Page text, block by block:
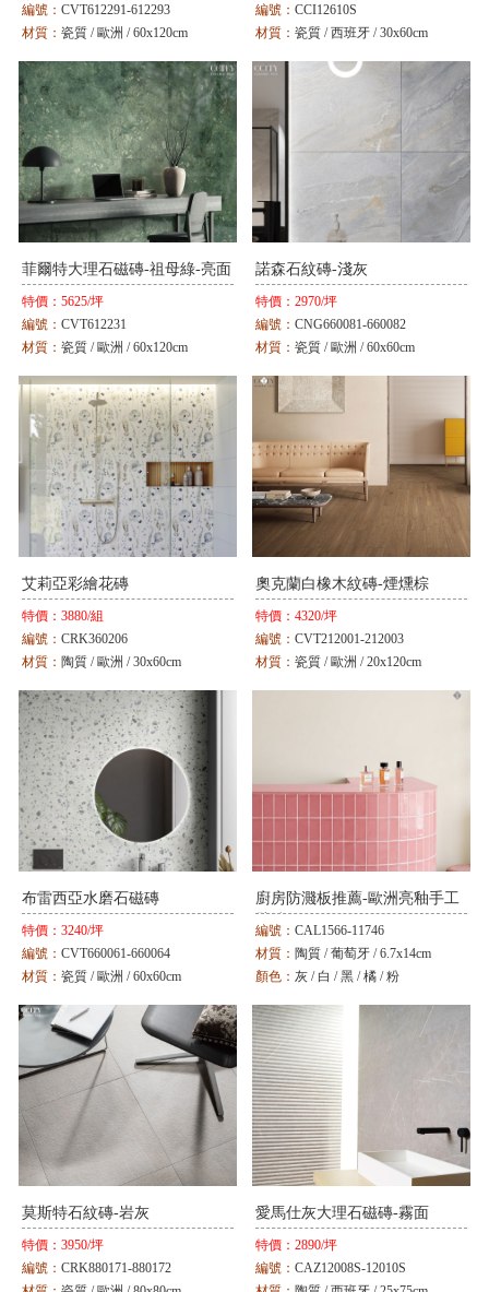
編號： CVT612291-612293
材質： 瓷質 / 歐洲 / 60x120cm
編號： CCI12610S
材質： 瓷質 / 西班牙 / 30x60cm
菲爾特大理石磁磚-祖母綠-亮面
特價： 5625/坪
編號： CVT612231
材質： 瓷質 / 歐洲 / 60x120cm
諾森石紋磚-淺灰
特價： 2970/坪
編號： CNG660081-660082
材質： 瓷質 / 歐洲 / 60x60cm
艾莉亞彩繪花磚
特價： 3880/組
編號： CRK360206
材質： 陶質 / 歐洲 / 30x60cm
奧克蘭白橡木紋磚-煙燻棕
特價： 4320/坪
編號： CVT212001-212003
材質： 瓷質 / 歐洲 / 20x120cm
布雷西亞水磨石磁磚
特價： 3240/坪
編號： CVT660061-660064
材質： 瓷質 / 歐洲 / 60x60cm
廚房防濺板推薦-歐洲亮釉手工
壁磚
編號： CAL1566-11746
材質： 陶質 / 葡萄牙 / 6.7x14cm
顏色： 灰 / 白 / 黑 / 橘 / 粉
莫斯特石紋磚-岩灰
特價： 3950/坪
編號： CRK880171-880172
愛馬仕灰大理石磁磚-霧面
特價： 2890/坪
編號： CAZ12008S-12010S